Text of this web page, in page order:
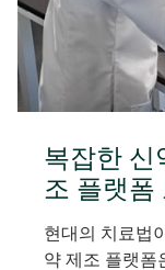
복잡한 신
조 플랫폼
현대의 치료법
약 제조 플랫폼